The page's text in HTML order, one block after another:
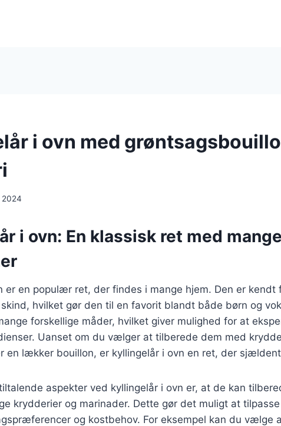
i ovn med
2024
i ovn: En klassisk ret med mange
er en populær ret, der findes i mange hjem. Den er kendt
hvilket gør den til en favorit blandt både børn og
forskellige måder, hvilket giver mulighed for at
Uanset om du vælger at tilberede dem med
en lækker bouillon, er kyllingelår i ovn en ret, der
aspekter ved kyllingelår i ovn er, at de kan
krydderier og marinader. Dette gør det muligt at
og kostbehov. For eksempel kan du vælge